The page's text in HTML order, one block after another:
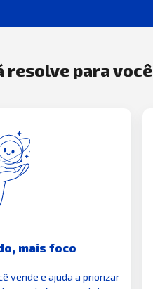
resolve para você
mais foco
vende e ajuda a priorizar